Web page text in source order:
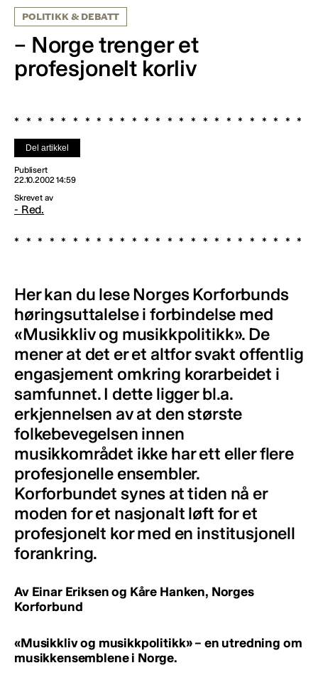
POLITIKK & DEBATT
– Norge trenger et
profesjonelt korliv
Del artikkel
Publisert
22.10.2002 14:59
Skrevet av
- Red.
Her kan du lese Norges Korforbunds
høringsuttalelse i forbindelse med
«Musikkliv og musikkpolitikk». De
mener at det er et altfor svakt offentlig
engasjement omkring korarbeidet i
samfunnet. I dette ligger bl.a.
erkjennelsen av at den største
folkebevegelsen innen
musikkområdet ikke har ett eller flere
profesjonelle ensembler.
Korforbundet synes at tiden nå er
moden for et nasjonalt løft for et
profesjonelt kor med en institusjonell
forankring.
Av Einar Eriksen og Kåre Hanken, Norges
Korforbund
«Musikkliv og musikkpolitikk» – en utredning om
musikkensemblene i Norge.